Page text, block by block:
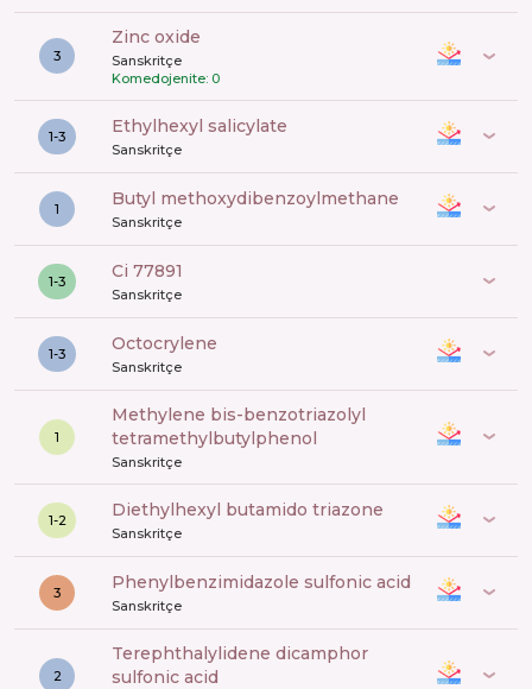
3
zinc oxide
Sanskritçe
Komedojenite: 0
1-3 ethylhexyl salicylate
Sanskritçe
1 butyl methoxydibenzoylmethane
Sanskritçe
1-3 ci 77891
Sanskritçe
1-3 octocrylene
Sanskritçe
1
methylene bis-benzotriazolyl
tetramethylbutylphenol
Sanskritçe
1-2 diethylhexyl butamido triazone
Sanskritçe
3 phenylbenzimidazole sulfonic acid
Sanskritçe
2
terephthalylidene dicamphor
sulfonic acid